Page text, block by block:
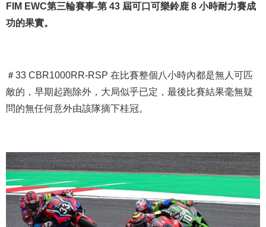
FIM EWC第三輪賽事-第 43 屆可口可樂鈴鹿 8 小時耐力賽成
功的果實。
＃33 CBR1000RR-RSP 在比賽整個八小時內都是無人可匹
敵的，早期起跑除外，大局似乎已定，最後比賽結果毫無疑
問的無任何意外由該隊摘下桂冠。